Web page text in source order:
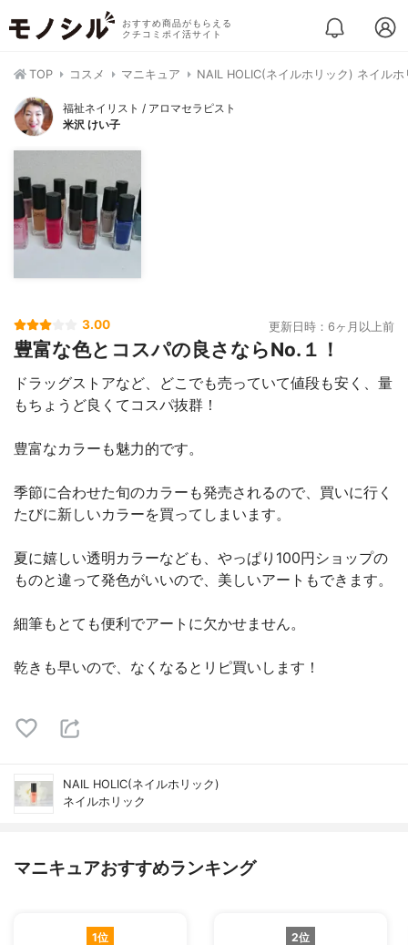
おすすめ商品がもらえる
クチコミポイ活サイト
TOP コスメ マニキュア NAIL HOLIC(ネイルホリック) ネイルホ
福祉ネイリスト / アロマセラピスト
米沢 けい子
3.00 更新日時：6ヶ月以上前
豊富な色とコスパの良さならNo.１！
ドラッグストアなど、どこでも売っていて値段も安く、量
もちょうど良くてコスパ抜群！
豊富なカラーも魅力的です。
季節に合わせた旬のカラーも発売されるので、買いに行く
たびに新しいカラーを買ってしまいます。
夏に嬉しい透明カラーなども、やっぱり100円ショップの
ものと違って発色がいいので、美しいアートもできます。
細筆もとても便利でアートに欠かせません。
乾きも早いので、なくなるとリピ買いします！
NAIL HOLIC(ネイルホリック)
ネイルホリック
マニキュアおすすめランキング
1位 2位